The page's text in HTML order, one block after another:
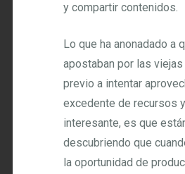
y compartir contenidos.
Lo que ha anonadado a
apostaban por las
previo a intentar
excedente de recursos
interesante, es que
descubriendo que
la oportunidad de